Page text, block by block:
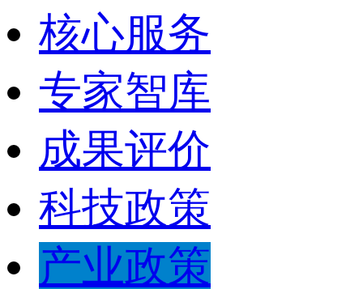
核心服务
专家智库
成果评价
科技政策
产业政策